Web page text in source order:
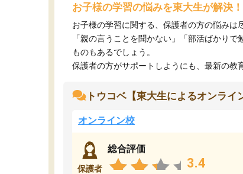
お子様の学習の悩みを東大生が解決
お子様の学習に関する、保護者の方の悩みは
「親の言うことを聞かない」「部活ばかり
ものもあるでしょう。
保護者の方がサポートしようにも、最新の教
トウコベ【東大生によるオンライ
オンライン校
保護者
総合評価
3.4